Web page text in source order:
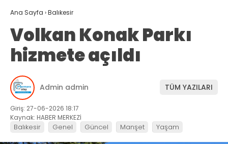
Ana Sayfa ›Balıkesir
Volkan Konak Parkı
hizmete açıldı
Admin admin TÜM YAZILARI
Giriş: 27-06-2026 18:17
Kaynak: HABER MERKEZİ
Balıkesir Genel Güncel Manşet Yaşam